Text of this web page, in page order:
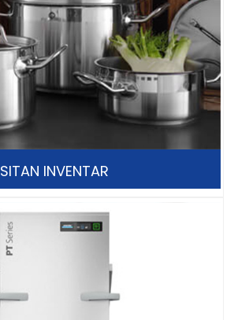
SITAN INVENTAR